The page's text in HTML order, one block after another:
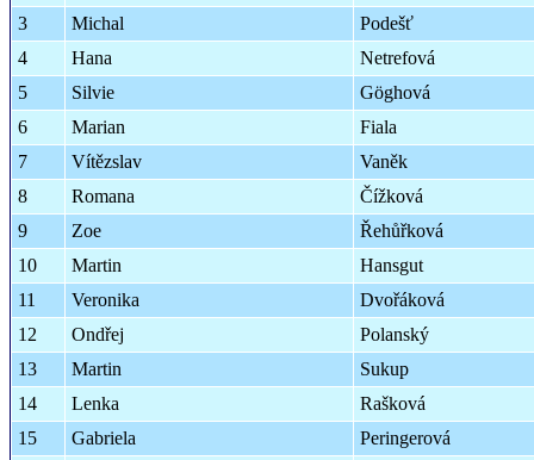
3 Michal
Podešť
4
Hana
Netrefová
5
Silvie
Göghová
6
Marian
Fiala
7
Vítězslav
Vaněk
8
Romana
Čížková
9
Zoe
Řehůřková
10
Martin
Hansgut
11
Veronika
Dvořáková
12
Ondřej
Polanský
13
Martin
Sukup
14
Lenka
Rašková
15
Gabriela
Peringerová